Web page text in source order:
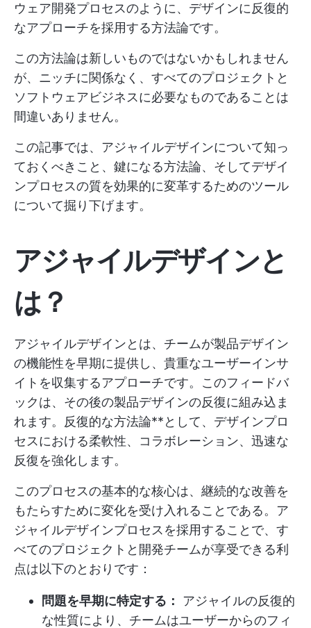
ウェア開発プロセスのように、デザインに反復的
なアプローチを採用する方法論です。
この方法論は新しいものではないかもしれません
が、ニッチに関係なく、すべてのプロジェクトと
ソフトウェアビジネスに必要なものであることは
間違いありません。
この記事では、アジャイルデザインについて知っ
ておくべきこと、鍵になる方法論、そしてデザイ
ンプロセスの質を効果的に変革するためのツール
について掘り下げます。
アジャイルデザインと
は？
アジャイルデザインとは、チームが製品デザイン
の機能性を早期に提供し、貴重なユーザーインサ
イトを収集するアプローチです。このフィードバ
ックは、その後の製品デザインの反復に組み込ま
れます。反復的な方法論**として、デザインプロ
セスにおける柔軟性、コラボレーション、迅速な
反復を強化します。
このプロセスの基本的な核心は、継続的な改善を
もたらすために変化を受け入れることである。ア
ジャイルデザインプロセスを採用することで、す
べてのプロジェクトと開発チームが享受できる利
点は以下のとおりです：
問題を早期に特定する：
アジャイルの反復的
な性質により、チームはユーザーからのフィ